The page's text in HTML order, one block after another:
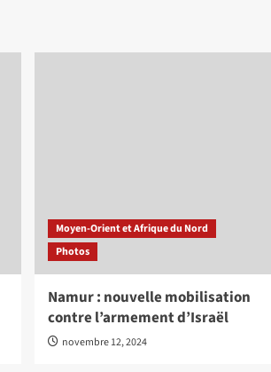
Moyen-Orient et Afrique du Nord
Photos
Namur : nouvelle mobilisation
contre l’armement d’Israël
novembre 12, 2024